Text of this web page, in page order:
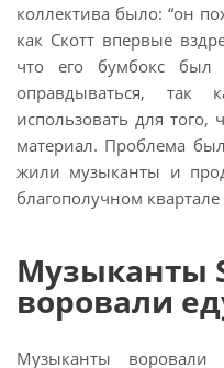
коллектива было: “он
как Скотт впервые
что его бумбокс был
оправдываться, так
использовать для
материал. Проблема
жили музыканты и
благополучном
Музыканты
воровали
Музыканты воровали